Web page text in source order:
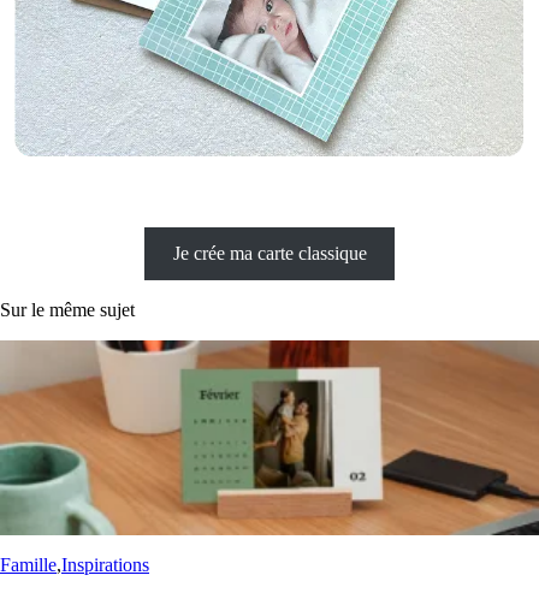
Je crée ma carte classique
Sur le même sujet
Famille,Inspirations